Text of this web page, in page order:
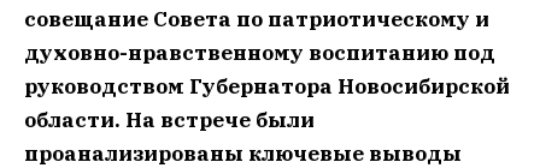
совещание Совета по патриотическому и
духовно-нравственному воспитанию под
руководством Губернатора Новосибирской
области. На встрече были
проанализированы ключевые выводы